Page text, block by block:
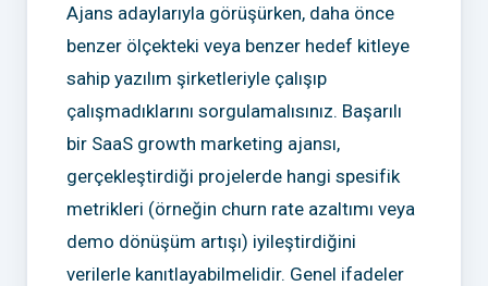
Ajans adaylarıyla görüşürken, daha önce
benzer ölçekteki veya benzer hedef kitleye
sahip yazılım şirketleriyle çalışıp
çalışmadıklarını sorgulamalısınız. Başarılı
bir SaaS growth marketing ajansı,
gerçekleştirdiği projelerde hangi spesifik
metrikleri (örneğin churn rate azaltımı veya
demo dönüşüm artışı) iyileştirdiğini
verilerle kanıtlayabilmelidir. Genel ifadeler